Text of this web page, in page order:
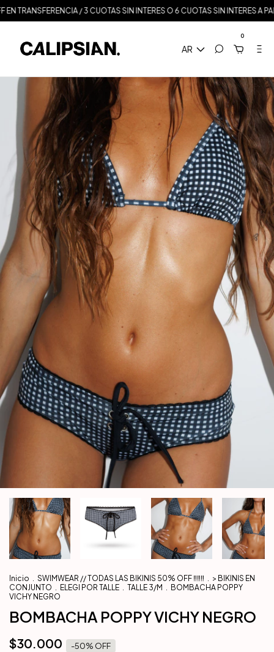
/ 3 CUOTAS SIN INTERES O 6 CUOTAS SIN INTERES A
AR
0
Inicio . SWIMWEAR // TODAS LAS BIKINIS 50% OFF ‼️‼️‼️ . > BIKINIS EN
CONJUNTO . ELEGI POR TALLE . TALLE 3/M . BOMBACHA POPPY
VICHY NEGRO
BOMBACHA POPPY VICHY NEGRO
$30.000 -50% OFF